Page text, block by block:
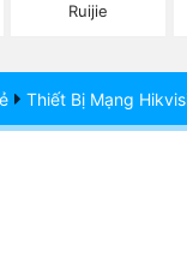
Ruijie
Thiết Bị Mạng